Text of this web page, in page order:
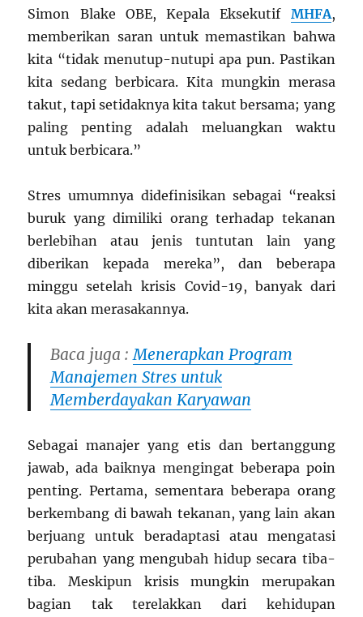
Simon Blake OBE, Kepala Eksekutif MHFA,
memberikan saran untuk memastikan bahwa
kita “tidak menutup-nutupi apa pun. Pastikan
kita sedang berbicara. Kita mungkin merasa
takut, tapi setidaknya kita takut bersama; yang
paling penting adalah meluangkan waktu
untuk berbicara.”
Stres umumnya didefinisikan sebagai “reaksi
buruk yang dimiliki orang terhadap tekanan
berlebihan atau jenis tuntutan lain yang
diberikan kepada mereka”, dan beberapa
minggu setelah krisis Covid-19, banyak dari
kita akan merasakannya.
Baca juga : Menerapkan Program
Manajemen Stres untuk
Memberdayakan Karyawan
Sebagai manajer yang etis dan bertanggung
jawab, ada baiknya mengingat beberapa poin
penting. Pertama, sementara beberapa orang
berkembang di bawah tekanan, yang lain akan
berjuang untuk beradaptasi atau mengatasi
perubahan yang mengubah hidup secara tiba-
tiba. Meskipun krisis mungkin merupakan
bagian tak terelakkan dari kehidupan